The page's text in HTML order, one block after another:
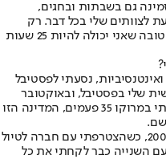
גם בשבתות ובחגים,
לצוותים שלי בכל דבר. רק
בחודשים האחרונים אני חוזרת לשגרה הטובה שאני יכולה להיות 25 שעות
ואינטנסיביות, נסעתי לפסטיבל
שלי בפסטיבל, ובאוקטובר
הקרוב אני מקווה שאוכל לנסוע שוב. הייתי במרוקו 35 פעמים, המדינה הזו
שם.
"הפעם הראשונה שלי במרוקו היתה ב־2008, כשהצטרפתי עם חברה לטיול
השנייה כבר לקחתי את כל